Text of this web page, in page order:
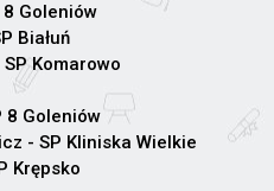
8 Goleniów
Białuń
Komarowo
8 Goleniów
- SP Kliniska Wielkie
Krępsko